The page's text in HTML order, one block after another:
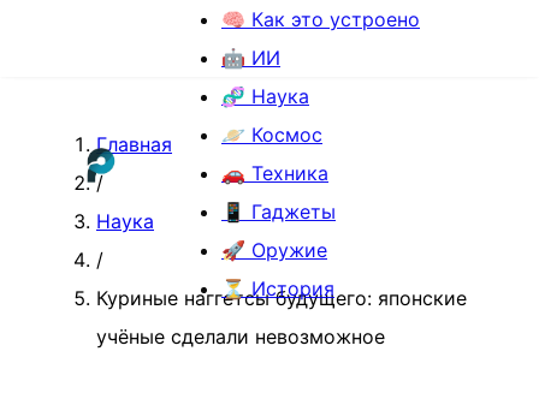
🧠 Как это устроено
🤖 ИИ
🧬 Наука
🪐 Космос
🚗 Техника
📱 Гаджеты
🚀 Оружие
⏳ История
Главная
/
Наука
/
Куриные наггетсы будущего: японские
учёные сделали невозможное